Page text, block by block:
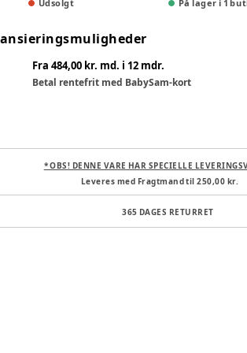
Udsolgt På lager i 1
Fra 484,00 kr. md. i 12 mdr.
Betal rentefrit med BabySam-kort
* OBS! DENNE VARE HAR SPECIELLE
Leveres med Fragtmand til 250,00 kr.
365 DAGES RETURRET